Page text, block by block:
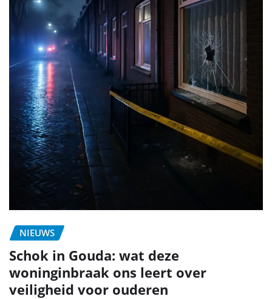
NIEUWS
Schok in Gouda: wat deze
woninginbraak ons leert over
veiligheid voor ouderen